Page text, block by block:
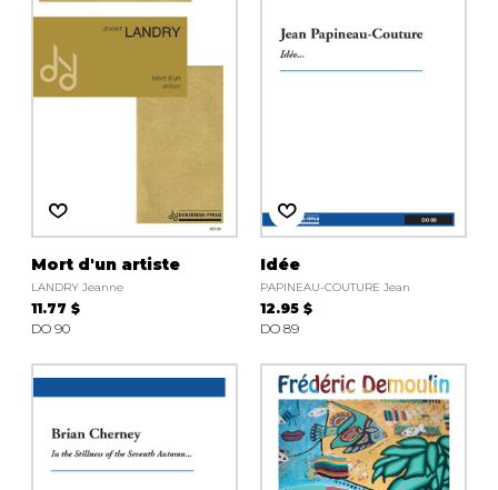
Mort d'un artiste
LANDRY Jeanne
11.77 $
DO 90
Idée
PAPINEAU-COUTURE Jean
12.95 $
DO 89